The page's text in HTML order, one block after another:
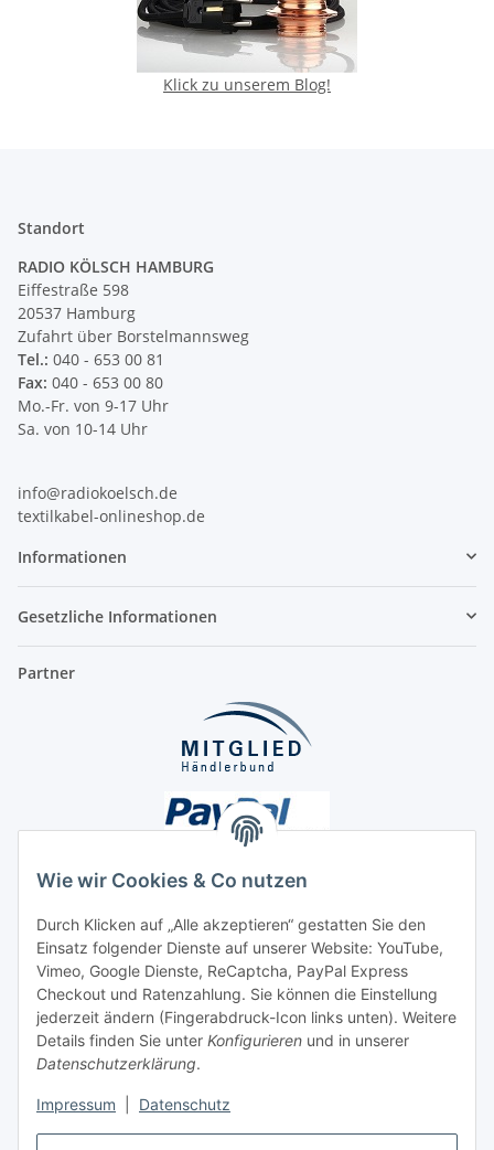
Wie wir Cookies & Co nutzen
Durch Klicken auf „Alle akzeptieren“ gestatten Sie den
Einsatz folgender Dienste auf unserer Website: YouTube,
Vimeo, Google Dienste, ReCaptcha, PayPal Express
Checkout und Ratenzahlung. Sie können die Einstellung
jederzeit ändern (Fingerabdruck-Icon links unten). Weitere
Details finden Sie unter Konfigurieren und in unserer
Datenschutzerklärung.
Impressum Datenschutz
Klick zu unserem Blog!
Standort
RADIO KÖLSCH HAMBURG
Eiffestraße 598
20537 Hamburg
Zufahrt über Borstelmannsweg
Tel.: 040 - 653 00 81
Fax: 040 - 653 00 80
Mo.-Fr. von 9-17 Uhr
Sa. von 10-14 Uhr
info@radiokoelsch.de
textilkabel-onlineshop.de
Informationen
Gesetzliche Informationen
Partner
Unsere Seiten
Social Media
Vertrag widerrufen